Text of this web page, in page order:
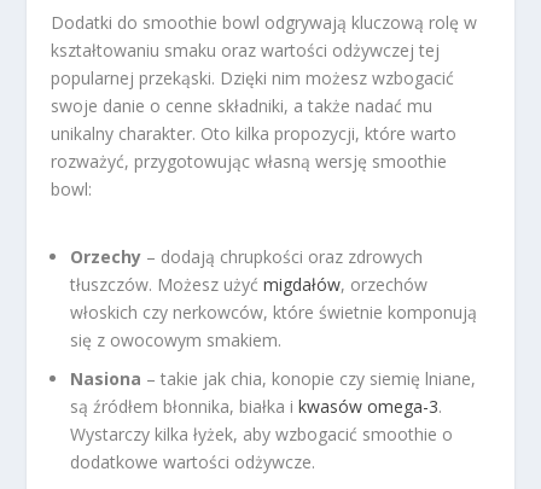
Dodatki do smoothie bowl odgrywają kluczową rolę w
kształtowaniu smaku oraz wartości odżywczej tej
popularnej przekąski. Dzięki nim możesz wzbogacić
swoje danie o cenne składniki, a także nadać mu
unikalny charakter. Oto kilka propozycji, które warto
rozważyć, przygotowując własną wersję smoothie
bowl:
Orzechy – dodają chrupkości oraz zdrowych
tłuszczów. Możesz użyćmigdałów, orzechów
włoskich czy nerkowców, które świetnie komponują
się z owocowym smakiem.
Nasiona – takie jak chia, konopie czy siemię lniane,
są źródłem błonnika, białka ikwasów omega-3.
Wystarczy kilka łyżek, aby wzbogacić smoothie o
dodatkowe wartości odżywcze.